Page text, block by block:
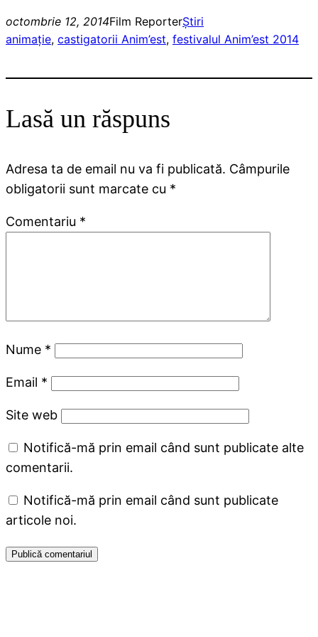
octombrie 12, 2014Film ReporterŞtiri
animaţie, castigatorii Anim’est, festivalul Anim’est 2014
Lasă un răspuns
Adresa ta de email nu va fi publicată. Câmpurile
obligatorii sunt marcate cu *
Comentariu *
Nume *
Email *
Site web
Notifică-mă prin email când sunt publicate alte
comentarii.
Notifică-mă prin email când sunt publicate
articole noi.